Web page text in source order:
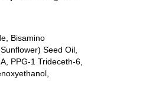
Bisamino
Seed Oil,
PPG-1 Trideceth-6,